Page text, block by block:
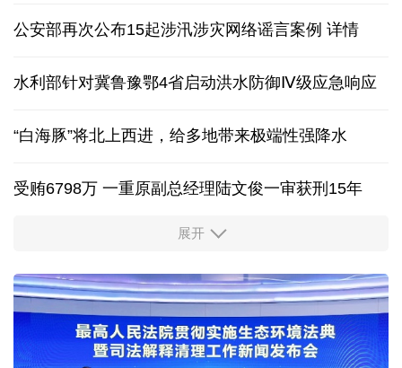
公安部再次公布15起涉汛涉灾网络谣言案例 详情
水利部针对冀鲁豫鄂4省启动洪水防御Ⅳ级应急响应
“白海豚”将北上西进，给多地带来极端性强降水
受贿6798万 一重原副总经理陆文俊一审获刑15年
从中国空调热销欧洲，看中国制造惠及全球
二季度中国清洁能源建设景气指数处于较景气区间
服贸会进入倒计时一个月 180余项创新成果将发布
展开